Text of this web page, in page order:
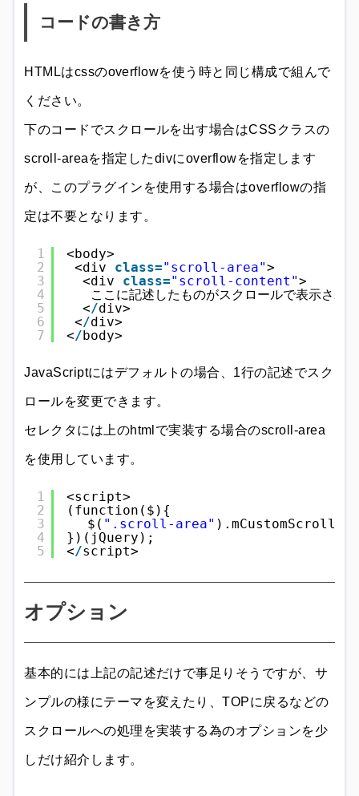
コードの書き方
HTMLはcssのoverflowを使う時と同じ構成で組んで
ください。
下のコードでスクロールを出す場合はCSSクラスの
scroll-areaを指定したdivにoverflowを指定します
が、このプラグインを使用する場合はoverflowの指
定は不要となります。
1
2
3
4
5
6
7
<body>
<div class="scroll-area">
<div class="scroll-content">
ここに記述したものがスクロールで表示され
</div>
</div>
</body>
JavaScriptにはデフォルトの場合、1行の記述でスク
ロールを変更できます。
セレクタには上のhtmlで実装する場合のscroll-area
を使用しています。
1
2
3
4
5
<script>
(function($){
$( ".scroll-area"
})(jQuery);
</script>
オプション
基本的には上記の記述だけで事足りそうですが、サ
ンプルの様にテーマを変えたり、TOPに戻るなどの
スクロールへの処理を実装する為のオプションを少
しだけ紹介します。